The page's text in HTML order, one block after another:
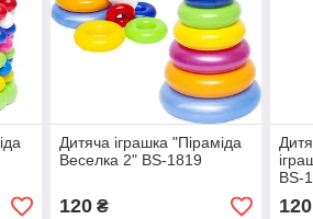
Дитяча іграшка "Піраміда
Веселка 2" BS-1819
120₴
BS-
120